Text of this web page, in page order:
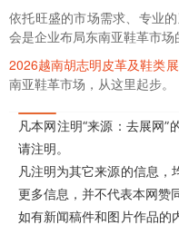
依托旺盛的市场需求、专业
会是企业布局东南亚鞋革市场
2026越南胡志明皮革及鞋类
南亚鞋革市场，从这里起步。
凡本网注明“来源：去展网
请注明。
凡注明为其它来源的信息，
更多信息，并不代表本网赞
如有新闻稿件和图片作品的